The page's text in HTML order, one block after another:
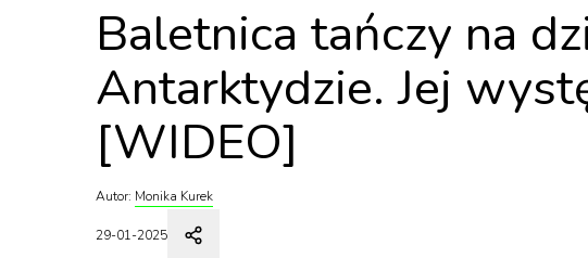
Baletnica tańczy na
Antarktydzie. Jej
[WIDEO]
Autor: Monika Kurek
29-01-2025